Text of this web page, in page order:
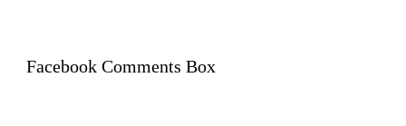
Facebook Comments Box